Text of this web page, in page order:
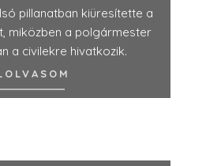
pillanatban kiüresítette a
miközben a polgármester
a civilekre hivatkozik.